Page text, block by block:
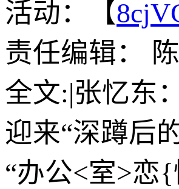
活动：【
责任编辑：
全文:|张忆东
迎来“深蹲后
“办公<室>恋